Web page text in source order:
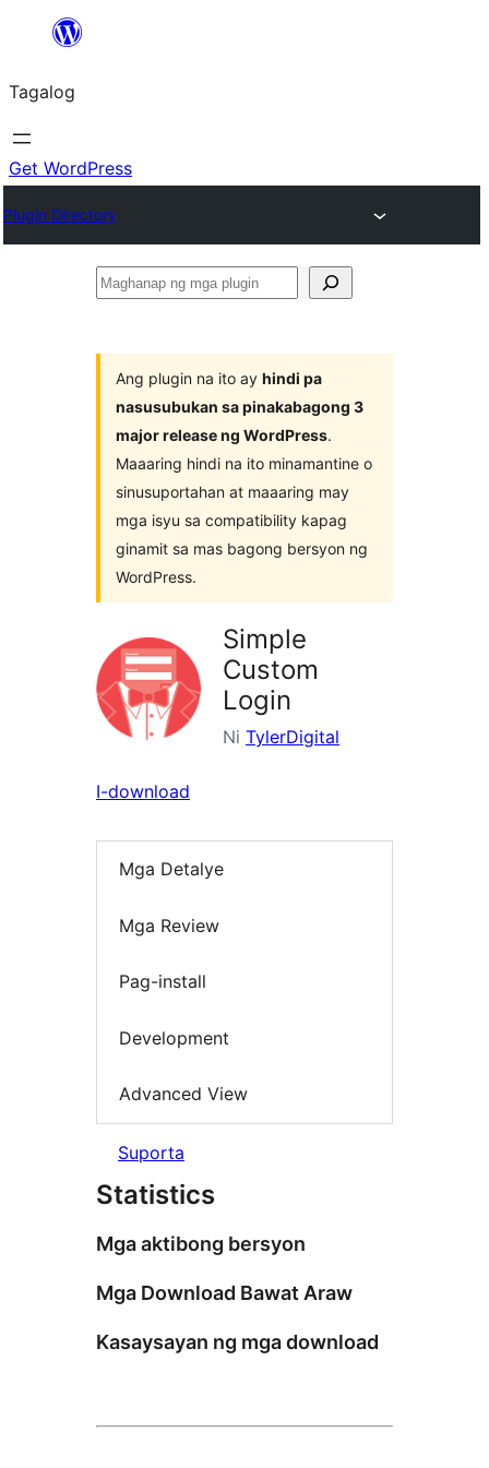
Lumaktaw
sa
content
Tagalog
Get WordPress
Plugin Directory
Maghanap
plugin
Ang plugin na ito ay hindi pa
nasusubukan sa pinakabagong 3
major release ng WordPress.
Maaaring hindi na ito minamantine o
sinusuportahan at maaaring may
mga isyu sa compatibility kapag
ginamit sa mas bagong bersyon ng
WordPress.
Simple
Custom
Login
Ni TylerDigital
I-download
Mga Detalye
Mga Review
Pag-install
Development
Advanced View
Suporta
Statistics
Mga aktibong bersyon
Mga Download Bawat Araw
Kasaysayan ng mga download